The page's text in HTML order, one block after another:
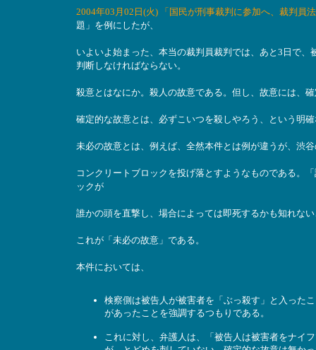
2004年03月02日(火) 「国民が刑事裁判に参加へ、裁判
題」を例にしたが、
いよいよ始まった、本当の裁判員裁判では、あと3日で
判断しなければならない。
殺意とはなにか。殺人の故意である。但し、故意には、
確定的な故意とは、必ずこいつを殺しやろう、という明
未必の故意とは、例えば、全然本件とは例が違うが、渋
コンクリートブロックを投げ落とすようなものである。
ックが
誰かの頭を直撃し、場合によっては即死するかも知れな
これが「未必の故意」である。
本件においては、
検察側は被告人が被害者を「ぶっ殺す」と入った
があったことを強調するつもりである。
これに対し、弁護人は、「被告人は被害者をナイ